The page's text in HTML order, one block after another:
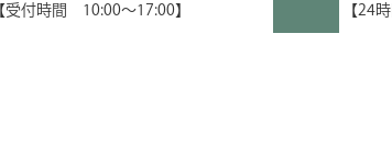
【受付時間 10:00～17:00】 【24